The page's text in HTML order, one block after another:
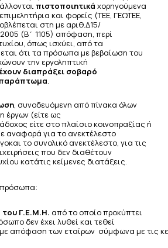
πιστοποιητικά χορηγούμενα
και φορείς (ΤΕΕ, ΓΕΩΤΕΕ,
στη με αριθ.Δ15/
(Β΄ 1105) απόφαση, περί
όπως ισχύει, από τα
ότι τα πρόσωπα με βεβαίωση του
την εργοληπτική
έχουν διαπράξει σοβαρό
, συνοδευόμενη από πίνακα όλων
έργων (είτε ως
είτε στο πλαίσιο κοινοπραξίας ή
αναφορά για το ανεκτέλεστο
και το συνολικό ανεκτέλεστο, για τις
που δεν διαθέτουν
κατάτις κείμενες διατάξεις.
πρόσωπα:
του Γ.Ε.Μ.Η. από το οποίο προκύπτει
δεν έχει λυθεί και τεθεί
με απόφαση των εταίρων σύμφωνα μετις